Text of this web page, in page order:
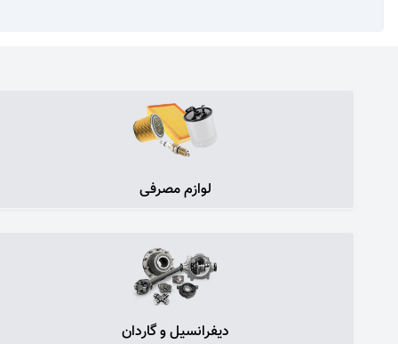
لوازم مصرفی
دیفرانسیل و گاردان